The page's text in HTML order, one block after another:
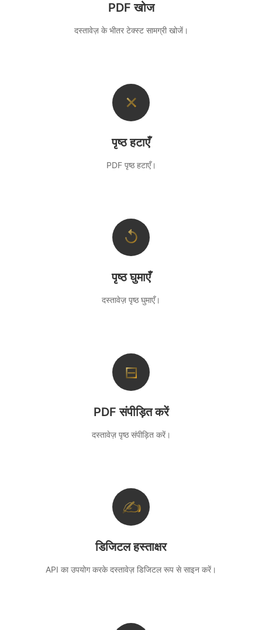
PDF खोज
दस्तावेज़ के भीतर टेक्स्ट सामग्री खोजें।
✕
पृष्ठ हटाएँ
PDF पृष्ठ हटाएँ।
↺
पृष्ठ घुमाएँ
दस्तावेज़ पृष्ठ घुमाएँ।
⊟
PDF संपीड़ित करें
दस्तावेज़ पृष्ठ संपीड़ित करें।
✍
डिजिटल हस्ताक्षर
API का उपयोग करके दस्तावेज़ डिजिटल रूप से साइन करें।